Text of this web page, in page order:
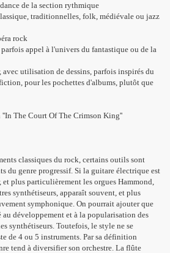
de la section rythmique
traditionnelles, folk, médiévale ou jazz
rock
appel à l'univers du fantastique ou de la
utilisation de dessins, parfois inspirés du
pour les pochettes d'albums, plutôt que
classiques du rock, certains outils sont
du genre progressif. Si la guitare électrique est
plus particulièrement les orgues Hammond,
synthétiseurs, apparaît souvent, et plus
symphonique. On pourrait ajouter que
développement et à la popularisation des
synthétiseurs. Toutefois, le style ne se
de 4 ou 5 instruments. Par sa définition
tend à diversifier son orchestre. La flûte